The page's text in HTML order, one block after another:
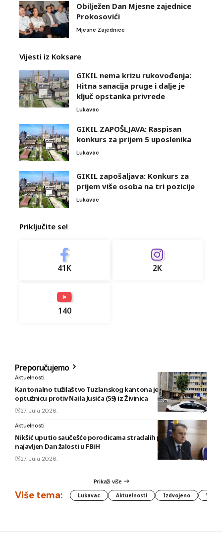
Obilježen Dan Mjesne zajednice
Prokosovići
Mjesne Zajednice
Vijesti iz Koksare
GIKIL nema krizu rukovođenja:
Hitna sanacija pruge i dalje je
ključ opstanka privrede
Lukavac
GIKIL ZAPOŠLJAVA: Raspisan
konkurs za prijem 5 uposlenika
Lukavac
GIKIL zapošaljava: Konkurs za
prijem više osoba na tri pozicije
Lukavac
Priključite se!
41K 2K
140
Preporučujemo
Aktuelnosti
Kantonalno tužilaštvo Tuzlanskog kantona je podiglo
optužnicu protiv Naila Jusića (59) iz Živinica
27. Jula 2026.
Aktuelnosti
Nikšić uputio saučešće porodicama stradalih planinara,
najavljen Dan žalosti u FBiH
27. Jula 2026.
Prikaži više
Više tema: Lukavac Aktuelnosti Izdvojeno